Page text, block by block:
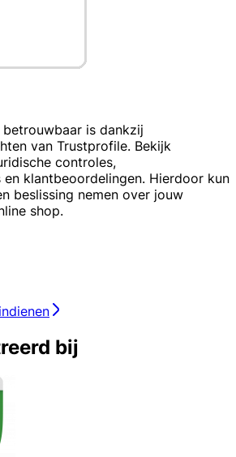
is dankzij
van Trustprofile. Bekijk
controles,
klantbeoordelingen. Hierdoor kun
beslissing nemen over jouw
shop.
bij